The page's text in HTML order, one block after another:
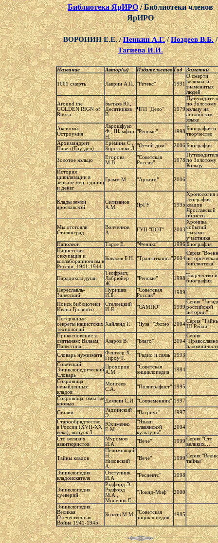
Библиотека ЯрИРО/ Библиотеки членов
ЯрИРО
ВОРОНИН Е.Е. /Пенкин А.Г./Поздеев В.Б./
Тагиева И.И.
Название Автор(ы) Издательство Год Заметки
1001 смерть Лаврин А.П. "Ретекс" 1991
О смерти
великих и
знаменитых
людей
Around the
GOLDEN RIGN of
Russia
Бычков Ю.,
Десятников
В.
ЧГП "Дело" 1979
по Золотому
кольцу на
английском
языке
Аксиомы.
Остроумия
Ларошфуко
Ф., Шамфор
Н.
"Реноме" 1998
Биография и
творчество
Архимандрит
Павел (Груздев)
Ерёмина С.,
Коротенко Л.
"Отчий дом" 2006Биография
Золотое кольцо
Егорова
М.В.
"Советская
Россия"
1978по Золотому
Кольцу
История
цивилизации в
зеркале мер, единиц
и денег
Грамм М. "Аркаим" 2006
Клады земли
ярославской
Селиванов
А.М.
ЯрГУ 1995
Хронология
география
кладов
Ярославской
области
Мы отстояли
Сталинград
Волченков
А.
ГУП "ПОТ" 2003
Хроника
событий
глазами
участника
Наполеон
Тарле Е. "Феникс" 1996Биография
Нацистская
оккупация и
коллаборационизм в
России, 1941-1944
Ковалёв Б.Н. "Транзиткнига"2004
Серия
историческая
библиотека"
Парадоксы души
Теофраст,
Лабрюйер
Ж.
"Реноме" 1998
Творчество и
биография
Переславль-
Залесский
Пуришев
И.Б.
"Советская
Россия"
1989
Поиск библиотеки
Ивана Грозного
Стеллецкий
И.Я.
"САМПО" 1999
Серия
российской
истории"
Потерянные
секреты нацистских
технологий
Хайленд Г. "Яуза" "Эксмо" 2004
Серия
III Рейха"
Прикосновение к
святыням: Валаам,
Палестина.
Азаров В. "Благо" 2004
Серия
Словарь нумизмата Фенглер Х.,
Гироу Г.
"Радио и связь" 1993
Советский
Энциклопедический
Словарь
Прохоров
А.М.
"Советская
энциклопедия" 1984
Сокровища
ненайденных
кладов
Моисеев
С.А.
"Полиграфист" 1995
Сокровища, омытые
кровью
Демкин С.И. "Современник" 1997
Сталин
Радзинский
Э.
"Вагриус"
1997
Старообрядчество
в России (XVII-XX
века), выпуск 3
Юхименко
Е.М.
"Языки
славянской
культуры"
2004
Сто великих
авантюристов
Муромов
И.А.
"Вече" 1999Серия "Сто
великих…"
Тайны кладов
Непомнящий
Н.,
Низовский
А.
"Вече" 1999Серия
тайны"
Энциклопедия
кладоискателя
Отступник
И.А.
"Респектс" 1998
Энциклопедия
суеверий
Рэдфорд Э.,
Рэдфорд
М.А.,
Миненок Е.
"Локид-Миф" 2000
Энциклопедия.
Великая
Отечественная
Война 1941-1945
Козлов М.М. "Советская
энциклопедия"
1985